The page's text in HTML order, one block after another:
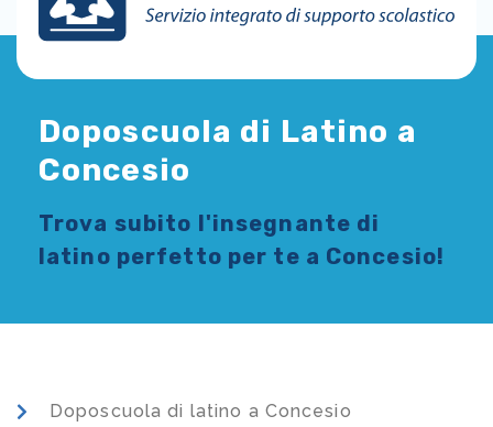
Doposcuola di Latino a
Concesio
Trova subito l'insegnante di
latino perfetto per te a Concesio!
Doposcuola di latino a Concesio